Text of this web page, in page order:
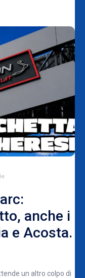
anche i
e Acosta.
un altro colpo di